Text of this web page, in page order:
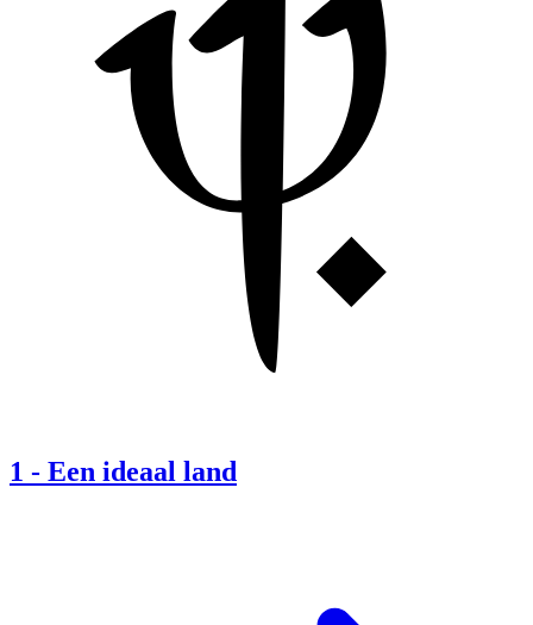
1 - Een ideaal land